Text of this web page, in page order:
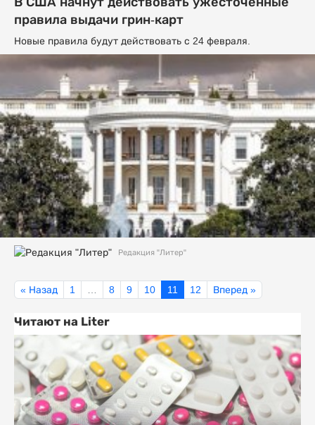
правила выдачи грин-карт
Новые правила будут действовать с 24 февраля.
Редакция "Литер"
« Назад 1 8 9 10 11 12 Вперед »
Читают на Liter